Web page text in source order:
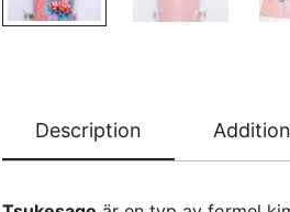
Description